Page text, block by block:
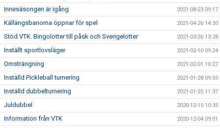
Innesäsongen är igång 2021-08-23 09:17
Källängsbanorna öppnar för spel 2021-04-26 14:30
Stöd VTK. Bingolotter till påsk och Sverigelotter 2021-03-26 13:28
Inställt sportlovsläger 2021-02-10 09:24
Omsträngning 2021-02-01 10:27
Inställd Pickleball turnering 2021-01-28 09:55
Inställd dubbelturnering 2021-01-25 11:37
Juldubbel 2020-12-15 10:35
Information från VTK 2020-12-04 09:01